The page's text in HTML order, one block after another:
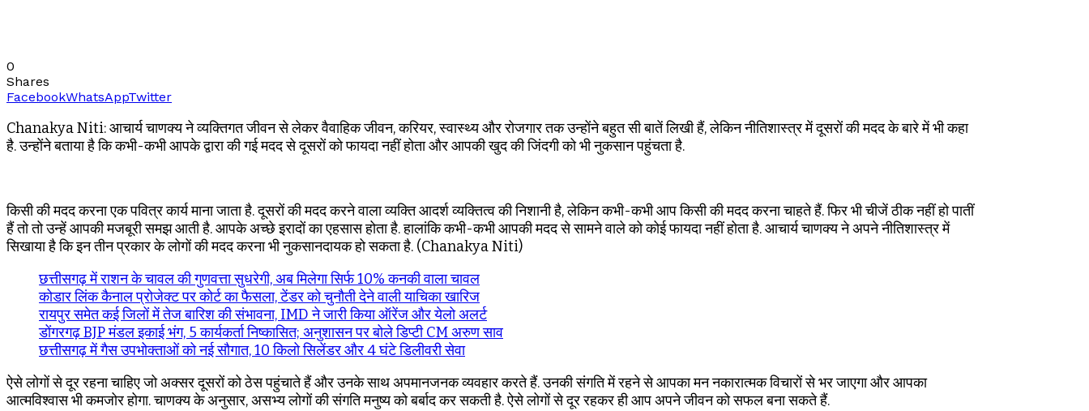
0
Shares
FacebookWhatsAppTwitter
Chanakya Niti: आचार्य चाणक्य ने व्यक्तिगत जीवन से लेकर वैवाहिक जीवन, करियर, स्वास्थ्य और रोजगार तक उन्होंने बहुत सी बातें लिखी हैं, लेकिन नीतिशास्त्र में दूसरों की मदद के बारे में भी कहा
है. उन्होंने बताया है कि कभी-कभी आपके द्वारा की गई मदद से दूसरों को फायदा नहीं होता और आपकी खुद की जिंदगी को भी नुकसान पहुंचता है.
किसी की मदद करना एक पवित्र कार्य माना जाता है. दूसरों की मदद करने वाला व्यक्ति आदर्श व्यक्तित्व की निशानी है, लेकिन कभी-कभी आप किसी की मदद करना चाहते हैं. फिर भी चीजें ठीक नहीं हो पातीं
हैं तो तो उन्हें आपकी मजबूरी समझ आती है. आपके अच्छे इरादों का एहसास होता है. हालांकि कभी-कभी आपकी मदद से सामने वाले को कोई फायदा नहीं होता है. आचार्य चाणक्य ने अपने नीतिशास्त्र में
सिखाया है कि इन तीन प्रकार के लोगों की मदद करना भी नुकसानदायक हो सकता है. (Chanakya Niti)
छत्तीसगढ़ में राशन के चावल की गुणवत्ता सुधरेगी, अब मिलेगा सिर्फ 10% कनकी वाला चावल
कोडार लिंक कैनाल प्रोजेक्ट पर कोर्ट का फैसला, टेंडर को चुनौती देने वाली याचिका खारिज
रायपुर समेत कई जिलों में तेज बारिश की संभावना, IMD ने जारी किया ऑरेंज और येलो अलर्ट
डोंगरगढ़ BJP मंडल इकाई भंग, 5 कार्यकर्ता निष्कासित; अनुशासन पर बोले डिप्टी CM अरुण साव
छत्तीसगढ़ में गैस उपभोक्ताओं को नई सौगात, 10 किलो सिलेंडर और 4 घंटे डिलीवरी सेवा
ऐसे लोगों से दूर रहना चाहिए जो अक्सर दूसरों को ठेस पहुंचाते हैं और उनके साथ अपमानजनक व्यवहार करते हैं. उनकी संगति में रहने से आपका मन नकारात्मक विचारों से भर जाएगा और आपका
आत्मविश्वास भी कमजोर होगा. चाणक्य के अनुसार, असभ्य लोगों की संगति मनुष्य को बर्बाद कर सकती है. ऐसे लोगों से दूर रहकर ही आप अपने जीवन को सफल बना सकते हैं.